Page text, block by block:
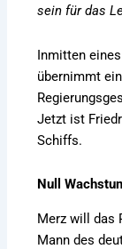
sein für das
Inmitten
übernimmt
Jetzt ist
Schiffs.
Null
Merz will das
Mann des